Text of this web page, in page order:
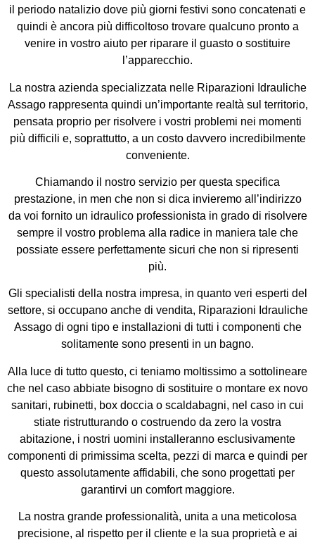
il periodo natalizio dove più giorni festivi sono concatenati e
quindi è ancora più difficoltoso trovare qualcuno pronto a
venire in vostro aiuto per riparare il guasto o sostituire
l’apparecchio.
La nostra azienda specializzata nelle Riparazioni Idrauliche
Assago rappresenta quindi un’importante realtà sul territorio,
pensata proprio per risolvere i vostri problemi nei momenti
più difficili e, soprattutto, a un costo davvero incredibilmente
conveniente.
Chiamando il nostro servizio per questa specifica
prestazione, in men che non si dica invieremo all’indirizzo
da voi fornito un idraulico professionista in grado di risolvere
sempre il vostro problema alla radice in maniera tale che
possiate essere perfettamente sicuri che non si ripresenti
più.
Gli specialisti della nostra impresa, in quanto veri esperti del
settore, si occupano anche di vendita, Riparazioni Idrauliche
Assago di ogni tipo e installazioni di tutti i componenti che
solitamente sono presenti in un bagno.
Alla luce di tutto questo, ci teniamo moltissimo a sottolineare
che nel caso abbiate bisogno di sostituire o montare ex novo
sanitari, rubinetti, box doccia o scaldabagni, nel caso in cui
stiate ristrutturando o costruendo da zero la vostra
abitazione, i nostri uomini installeranno esclusivamente
componenti di primissima scelta, pezzi di marca e quindi per
questo assolutamente affidabili, che sono progettati per
garantirvi un comfort maggiore.
La nostra grande professionalità, unita a una meticolosa
precisione, al rispetto per il cliente e la sua proprietà e ai